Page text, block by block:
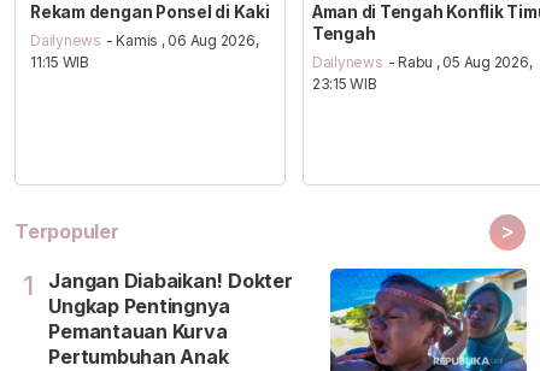
Rekam dengan Ponsel di Kaki
Dailynews - Kamis , 06 Aug 2026,
11:15 WIB
Aman di Tengah Konflik
Tengah
Dailynews - Rabu , 05 Aug 2026,
23:15 WIB
Terpopuler >
1
Jangan Diabaikan! Dokter
Ungkap Pentingnya
Pemantauan Kurva
Pertumbuhan Anak